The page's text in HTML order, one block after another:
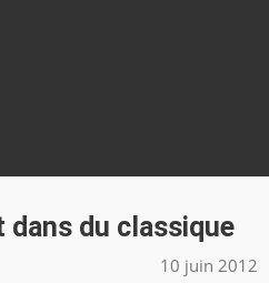
du classique
10 juin 2012